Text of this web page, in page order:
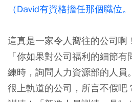
（David有資格擔任那個職位。
這真是一家令人嚮往的公司啊
「你如果對公司福利的細節
練時，詢問人力資源部的人員
很上軌道的公司，所言不假吧